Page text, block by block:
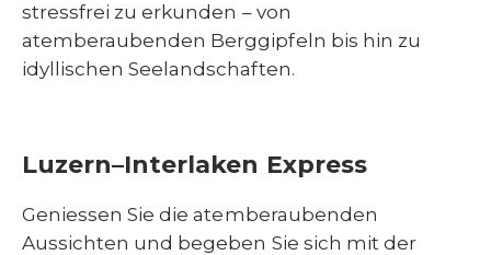
stressfrei zu erkunden – von
atemberaubenden Berggipfeln bis hin zu
idyllischen Seelandschaften.
Luzern–Interlaken Express
Geniessen Sie die atemberaubenden
Aussichten und begeben Sie sich mit der